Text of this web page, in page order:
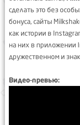
сделать это без
бонуса, сайты
как истории в
на них в приложении
дружественном и
Видео-превью: